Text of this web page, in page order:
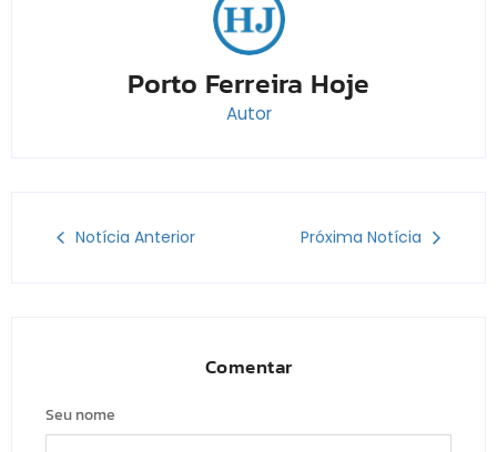
Porto Ferreira Hoje
Autor
Notícia Anterior Próxima Notícia
Comentar
Seu nome